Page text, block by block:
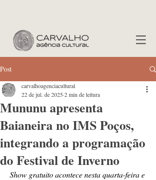
Post
Mununu apresenta
Baianeira no IMS Poços,
integrando a programação
do Festival de Inverno
carvalhoagenciacultural
22 de jul. de 20252 min de leitura
Show gratuito acontece nesta quarta-feira e